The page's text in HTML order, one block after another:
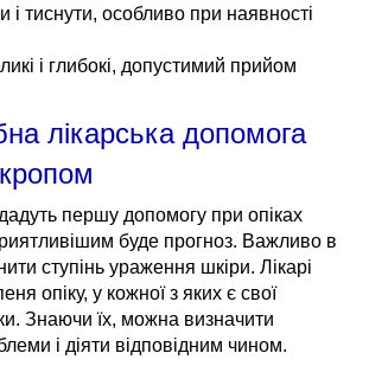
і тиснути, особливо при наявності
і глибокі, допустимий прийом
лікарська допомога
першу допомогу при опіках
буде прогноз. Важливо в
ступінь ураження шкіри. Лікарі
опіку, у кожної з яких є свої
Знаючи їх, можна визначити
і діяти відповідним чином.